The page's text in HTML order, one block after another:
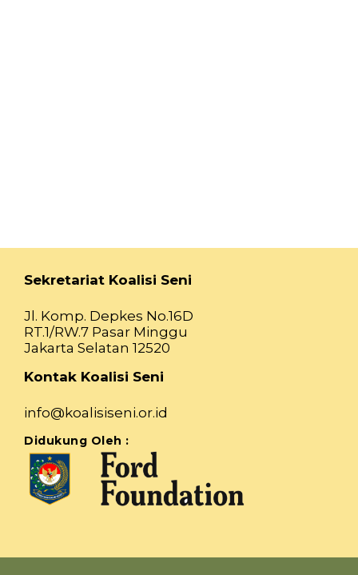
Sekretariat Koalisi Seni
Jl. Komp. Depkes No.16D
RT.1/RW.7 Pasar Minggu
Jakarta Selatan 12520
Kontak Koalisi Seni
info@koalisiseni.or.id
Didukung Oleh :